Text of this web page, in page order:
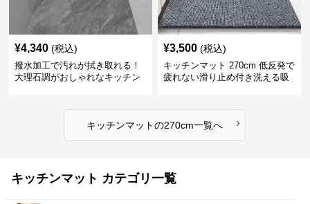
¥4,340 (税込)
撥水加工で汚れが拭き取れる！
大理石調がおしゃれなキッチン
¥3,500 (税込)
キッチンマット 270cm 低反発で
疲れない滑り止め付き洗える吸
キッチンマットの270cm一覧へ ›
キッチンマット カテゴリ一覧